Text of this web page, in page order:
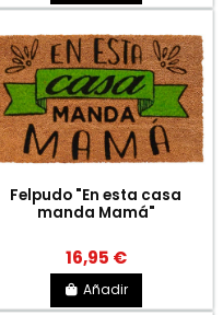
Felpudo "En esta casa
manda Mamá"
16,95 €
Añadir